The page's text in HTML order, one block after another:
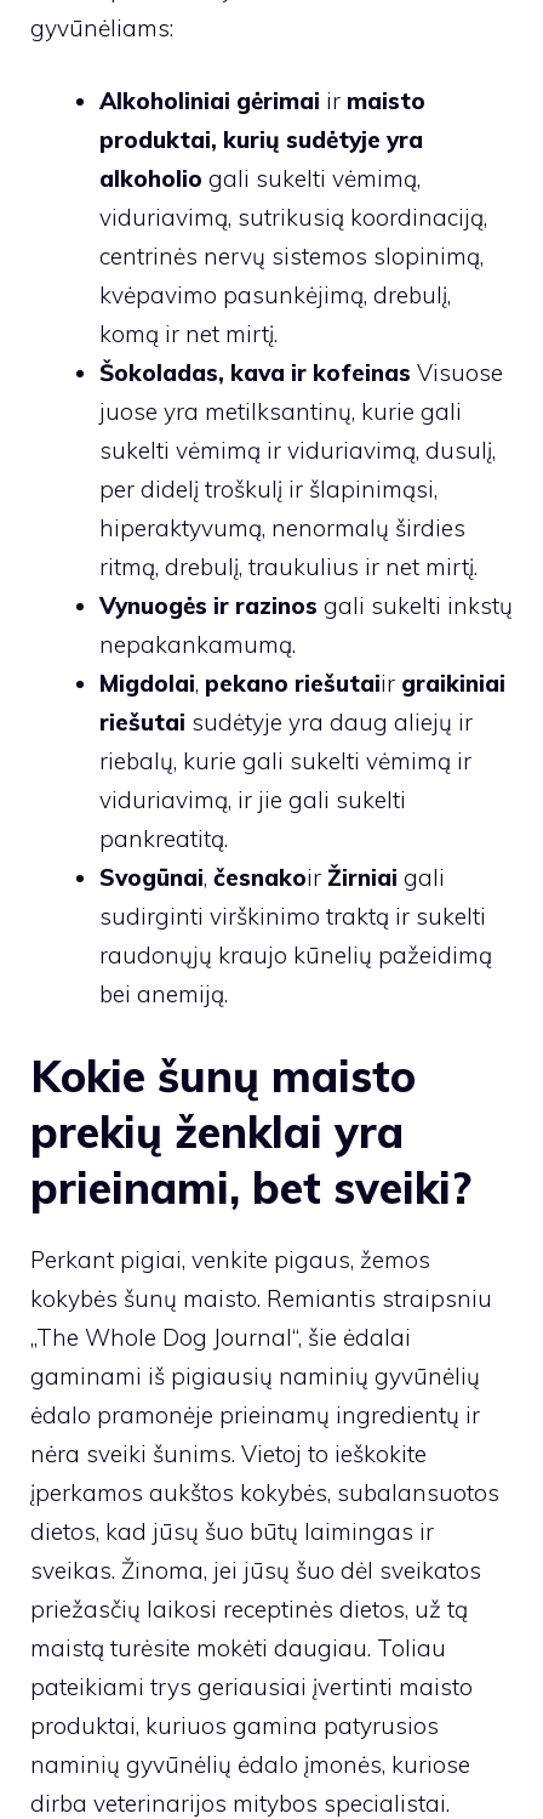
gyvūnėliams:
Alkoholiniai gėrimai ir maisto
produktai, kurių sudėtyje yra
alkoholio gali sukelti vėmimą,
viduriavimą, sutrikusią koordinaciją,
centrinės nervų sistemos slopinimą,
kvėpavimo pasunkėjimą, drebulį,
komą ir net mirtį.
Šokoladas, kava ir kofeinas Visuose
juose yra metilksantinų, kurie gali
sukelti vėmimą ir viduriavimą, dusulį,
per didelį troškulį ir šlapinimąsi,
hiperaktyvumą, nenormalų širdies
ritmą, drebulį, traukulius ir net mirtį.
Vynuogės ir razinos gali sukelti inkstų
nepakankamumą.
Migdolai, pekano riešutaiir graikiniai
riešutai sudėtyje yra daug aliejų ir
riebalų, kurie gali sukelti vėmimą ir
viduriavimą, ir jie gali sukelti
pankreatitą.
Svogūnai, česnakoir Žirniai gali
sudirginti virškinimo traktą ir sukelti
raudonųjų kraujo kūnelių pažeidimą
bei anemiją.
Kokie šunų maisto
prekių ženklai yra
prieinami, bet sveiki?
Perkant pigiai, venkite pigaus, žemos
kokybės šunų maisto. Remiantis straipsniu
„The Whole Dog Journal“, šie ėdalai
gaminami iš pigiausių naminių gyvūnėlių
ėdalo pramonėje prieinamų ingredientų ir
nėra sveiki šunims. Vietoj to ieškokite
įperkamos aukštos kokybės, subalansuotos
dietos, kad jūsų šuo būtų laimingas ir
sveikas. Žinoma, jei jūsų šuo dėl sveikatos
priežasčių laikosi receptinės dietos, už tą
maistą turėsite mokėti daugiau. Toliau
pateikiami trys geriausiai įvertinti maisto
produktai, kuriuos gamina patyrusios
naminių gyvūnėlių ėdalo įmonės, kuriose
dirba veterinarijos mitybos specialistai.